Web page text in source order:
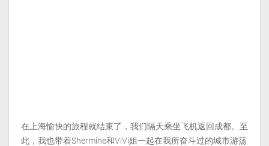
在上海愉快的旅程就结束了，我们隔天乘坐飞机返回成都。至
此，我也带着Shermine和ViVi姐一起在我所奋斗过的城市游荡